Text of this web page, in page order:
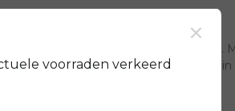
een opvallende en stijlvolle aanblik.
die de invloed van oneffenheden
×
voorraden verkeerd